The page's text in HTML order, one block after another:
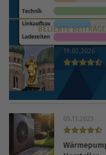
BELIEBTEBEITRÄGE
19.02.2026
05.11.2023